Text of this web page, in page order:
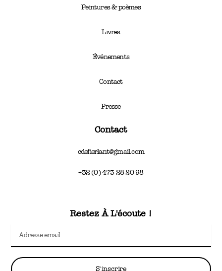
Peintures & poèmes
Livres
Événements
Contact
Presse
Contact
cdefierlant@gmail.com
+32 (0) 473 28 20 98
Restez À L'écoute !
S'inscrire